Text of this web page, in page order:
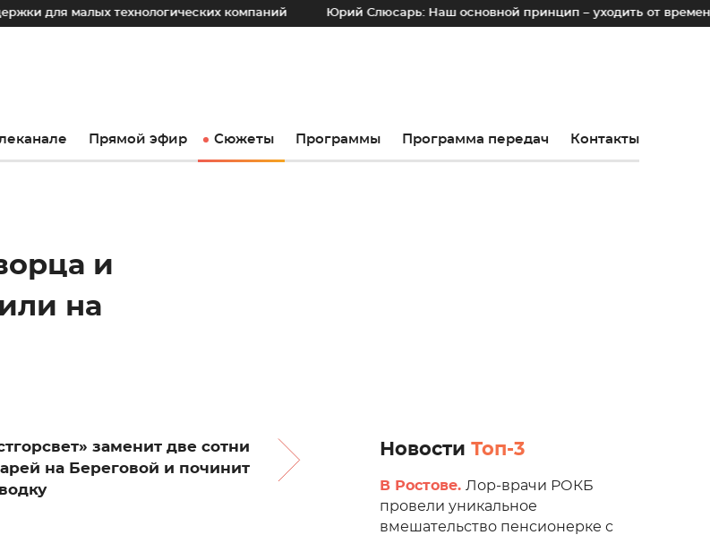
технологических компаний Юрий Слюсарь: Наш основной принцип – уходить от временных лотков,
Прямой эфир Сюжеты Программы Программа передач Контакты
и
на
заменит две сотни
на Береговой и починит
Новости Топ-3
В Ростове. Лор-врачи РОКБ
провели уникальное
вмешательство пенсионерке с